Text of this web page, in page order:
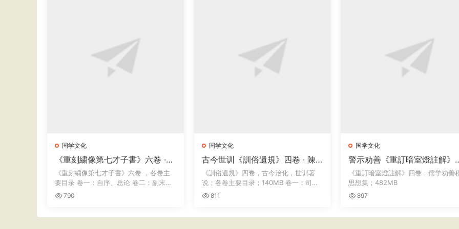
国学文化
《重刻繍像第七才子書》六卷 ·
程士任 · 雍正乙卯年
《重刻繍像第七才子書》六卷 ，各卷主
要目录 卷一：自序、总论 卷二：副末开
场、...
790
国学文化
古今世训《訓俗遺規》四卷 · 陳
弘謀 · 乾隆丙戌重刊
《訓俗遺規》四卷，古今治化，世训著
说；各卷主要目录；140MB 卷一：司马
温公居家...
811
国学文化
警示劝善《重訂暗室燈註解》
卷 · 王若虛 林佩玉 · 1803
《重訂暗室燈註解》四卷，儒学劝善
思想集；482MB
897